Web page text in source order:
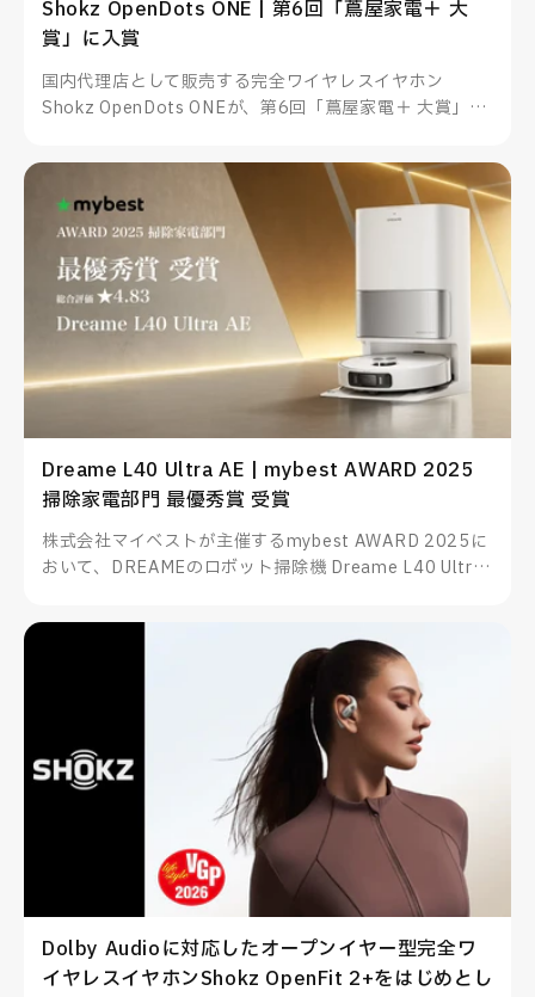
Shokz OpenDots ONE | 第6回「蔦屋家電＋ 大
賞」に入賞
国内代理店として販売する完全ワイヤレスイヤホン
Shokz OpenDots ONEが、第6回「蔦屋家電＋ 大賞」に
Dreame L40 Ultra AE | mybest AWARD 2025
掃除家電部門 最優秀賞 受賞
株式会社マイベストが主催するmybest AWARD 2025に
おいて、DREAMEのロボット掃除機 Dreame L40 Ultra
たします。
Dolby Audioに対応したオープンイヤー型完全ワ
イヤレスイヤホンShokz OpenFit 2+をはじめとし